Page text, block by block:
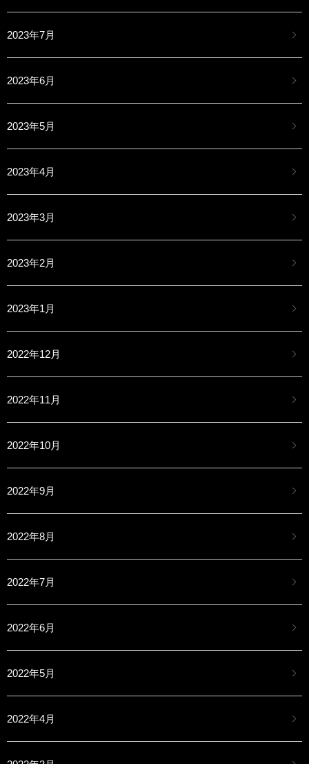
2023年7月
2023年6月
2023年5月
2023年4月
2023年3月
2023年2月
2023年1月
2022年12月
2022年11月
2022年10月
2022年9月
2022年8月
2022年7月
2022年6月
2022年5月
2022年4月